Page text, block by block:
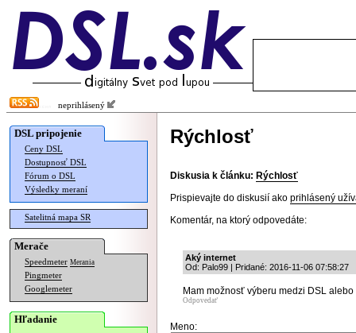
neprihlásený
DSL pripojenie
Ceny DSL
Dostupnosť DSL
Fórum o DSL
Výsledky meraní
Satelitná mapa SR
Merače
Speedmeter Merania
Pingmeter
Googlemeter
Hľadanie
Rýchlosť
Diskusia k článku: Rýchlosť
Prispievajte do diskusií ako prihlásený
Komentár, na ktorý odpovedáte:
Aký internet
Od: Palo99 | Pridané: 2016-11-06 07:58:27
Mam možnosť výberu medzi DSL
Odpovedať
Meno: